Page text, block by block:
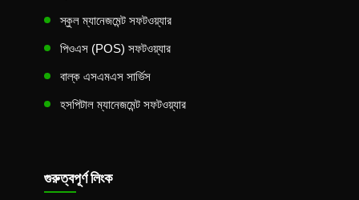
স্কুল ম্যানেজমেন্ট সফটওয়্যার
পিওএস (POS) সফটওয়্যার
বাল্ক এসএমএস সার্ভিস
হসপিটাল ম্যানেজমেন্ট সফটওয়্যার
গুরুত্বপূর্ণ লিংক